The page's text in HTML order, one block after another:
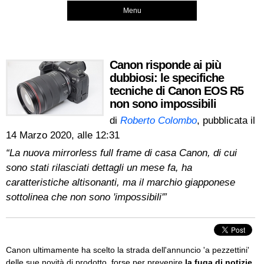
Menu
Canon risponde ai più
dubbiosi: le specifiche
tecniche di Canon EOS R5
non sono impossibili
di Roberto Colombo, pubblicata il
14 Marzo 2020, alle 12:31
“La nuova mirrorless full frame di casa Canon, di cui
sono stati rilasciati dettagli un mese fa, ha
caratteristiche altisonanti, ma il marchio giapponese
sottolinea che non sono 'impossibili'”
Canon ultimamente ha scelto la strada dell'annuncio 'a pezzettini'